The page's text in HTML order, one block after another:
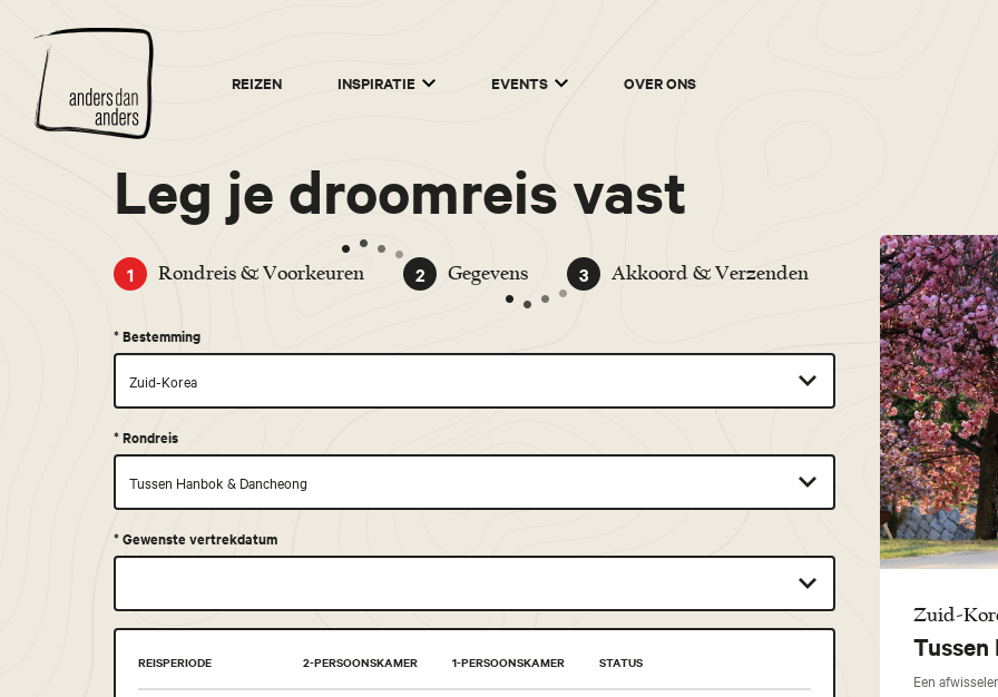
Anders
dan
Anders
REIZEN INSPIRATIE EVENTS OVER ONS
Leg je droomreis vast
1 Rondreis & Voorkeuren 2 Gegevens 3 Akkoord & Verzenden
*Bestemming
*Rondreis
*Gewenste vertrekdatum
REISPERIODE 2-PERSOONSKAMER 1-PERSOONSKAMER STATUS
Zuid-
Tussen
Een